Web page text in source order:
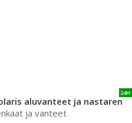
24H
aluvanteet ja nastaren
ja vanteet